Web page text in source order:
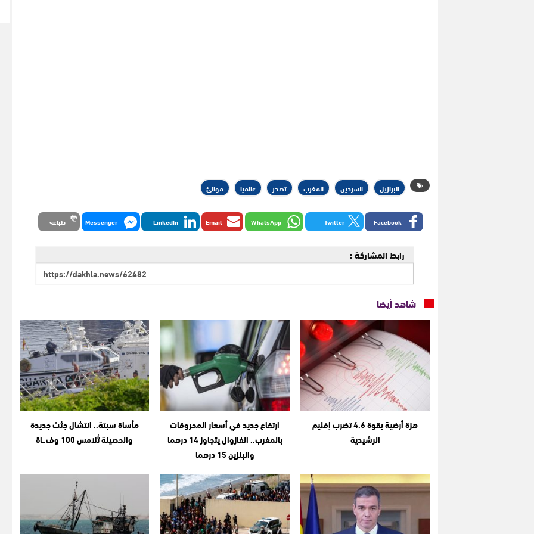
البرازيل السردين المغرب تصدر عالميا موانئ
Facebook
Twitter
WhatsApp
Email
LinkedIn
Messenger طباعة
رابط المشاركة :
شاهد أيضا
هزة أرضية بقوة 4.6 تضرب إقليم
الرشيدية
ارتفاع جديد في أسعار المحروقات
بالمغرب.. الغازوال يتجاوز 14 درهما
والبنزين 15 درهما
مأساة سبتة.. انتشال جثث جديدة
والحصيلة تُلامس 100 وف.ـاة